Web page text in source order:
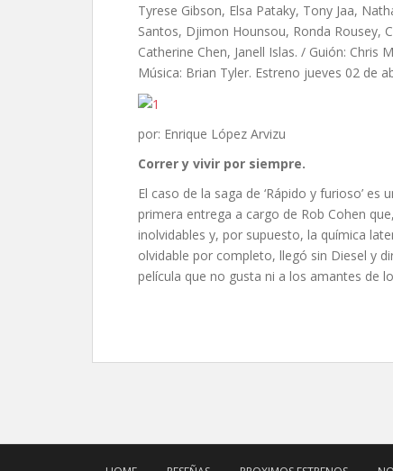
Tyrese Gibson, Elsa Pataky, Tony Jaa,
Santos, Djimon Hounsou, Ronda Rousey,
Catherine Chen, Janell Islas. / Guión: Chris
Música: Brian Tyler. Estreno jueves 02 de
por: Enrique López Arvizu
Correr y vivir por siempre.
El caso de la saga de ‘Rápido y furioso’
primera entrega a cargo de Rob Cohen
inolvidables y, por supuesto, la química
olvidable por completo, llegó sin Diesel y
película que no gusta ni a los amantes de